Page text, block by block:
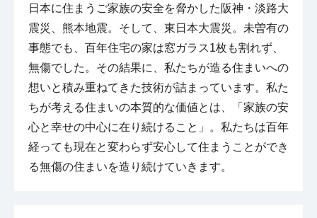
日本に住まうご家族の安全を脅かした阪神・淡路大
震災、熊本地震。そして、東日本大震災。未曽有の
事態でも、百年住宅の家は窓ガラス1枚も割れず、
無傷でした。その結果に、私たちが造る住まいへの
想いと積み重ねてきた技術が詰まっています。私た
ちが考える住まいの本質的な価値とは、「家族の安
心と幸せの中心に在り続けること」。私たちは百年
経っても現在と変わらず安心して住まうことができ
る無傷の住まいを造り続けていきます。